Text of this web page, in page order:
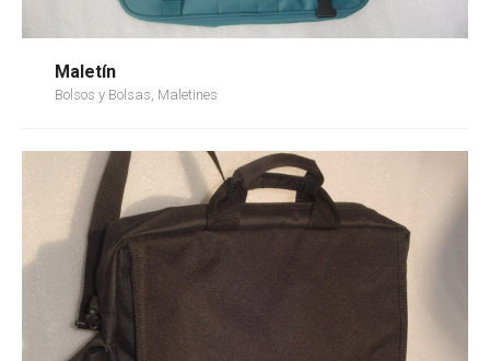
Maletín
Bolsos y Bolsas, Maletines